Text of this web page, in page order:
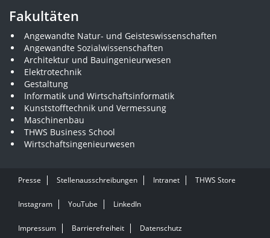
Fakultäten
Angewandte Natur- und Geisteswissenschaften
Angewandte Sozialwissenschaften
Architektur und Bauingenieurwesen
Elektrotechnik
Gestaltung
Informatik und Wirtschaftsinformatik
Kunststofftechnik und Vermessung
Maschinenbau
THWS Business School
Wirtschaftsingenieurwesen
Presse Stellenausschreibungen Intranet THWS Store
Instagram YouTube LinkedIn
Impressum Barrierefreiheit Datenschutz